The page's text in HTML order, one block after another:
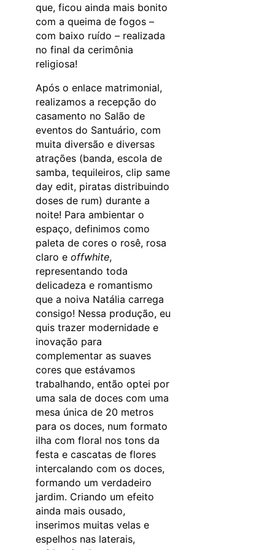
que, ficou ainda mais bonito
com a queima de fogos –
com baixo ruído – realizada
no final da cerimônia
religiosa!
Após o enlace matrimonial,
realizamos a recepção do
casamento no Salão de
eventos do Santuário, com
muita diversão e diversas
atrações (banda, escola de
samba, tequileiros, clip same
day edit, piratas distribuindo
doses de rum) durante a
noite! Para ambientar o
espaço, definimos como
paleta de cores o rosê, rosa
claro e offwhite,
representando toda
delicadeza e romantismo
que a noiva Natália carrega
consigo! Nessa produção, eu
quis trazer modernidade e
inovação para
complementar as suaves
cores que estávamos
trabalhando, então optei por
uma sala de doces com uma
mesa única de 20 metros
para os doces, num formato
ilha com floral nos tons da
festa e cascatas de flores
intercalando com os doces,
formando um verdadeiro
jardim. Criando um efeito
ainda mais ousado,
inserimos muitas velas e
espelhos nas laterais,